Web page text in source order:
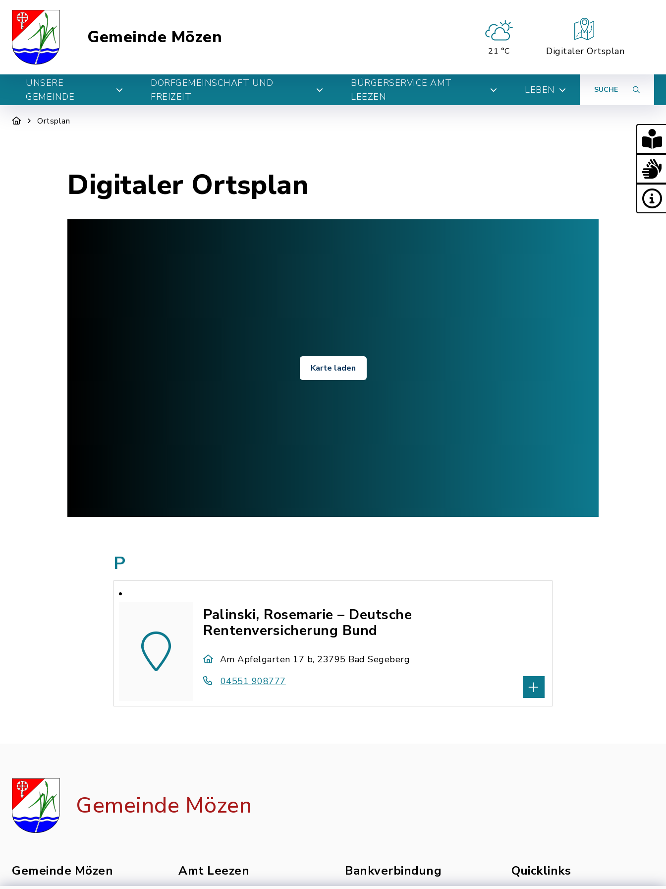
Gemeinde Mözen
21 °C Digitaler Ortsplan
UNSERE
GEMEINDE
DORFGEMEINSCHAFT UND
FREIZEIT
BÜRGERSERVICE AMT
LEEZEN
LEBEN SUCHE
Ortsplan
Digitaler Ortsplan
Karte laden
P
Palinski, Rosemarie – Deutsche
Rentenversicherung Bund
Am Apfelgarten 17 b, 23795 Bad Segeberg
04551 908777
Gemeinde Mözen
Gemeinde Mözen Amt Leezen Bankverbindung Quicklinks